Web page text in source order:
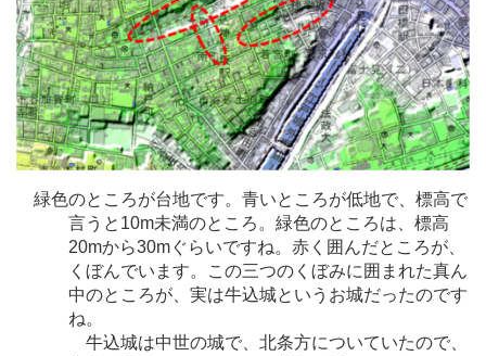
緑色のところが台地です。青いところが低地で、標高で
言うと10m未満のところ。緑色のところは、標高
20mから30mぐらいですね。赤く囲んだところが、
くぼんでいます。この三つのくぼみに囲まれた真ん
中のところが、実は牛込城というお城だったのです
ね。
牛込城は中世の城で、北条方についていたので、